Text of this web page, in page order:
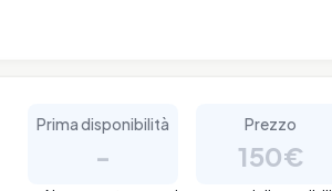
Prima disponibilità
-
Prezzo
150€